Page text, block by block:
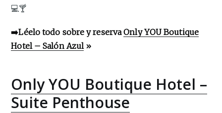
💻🍸
➡️Léelo todo sobre y reservaOnly YOU Boutique
Hotel – Salón Azul»
Only YOU Boutique Hotel –
Suite Penthouse